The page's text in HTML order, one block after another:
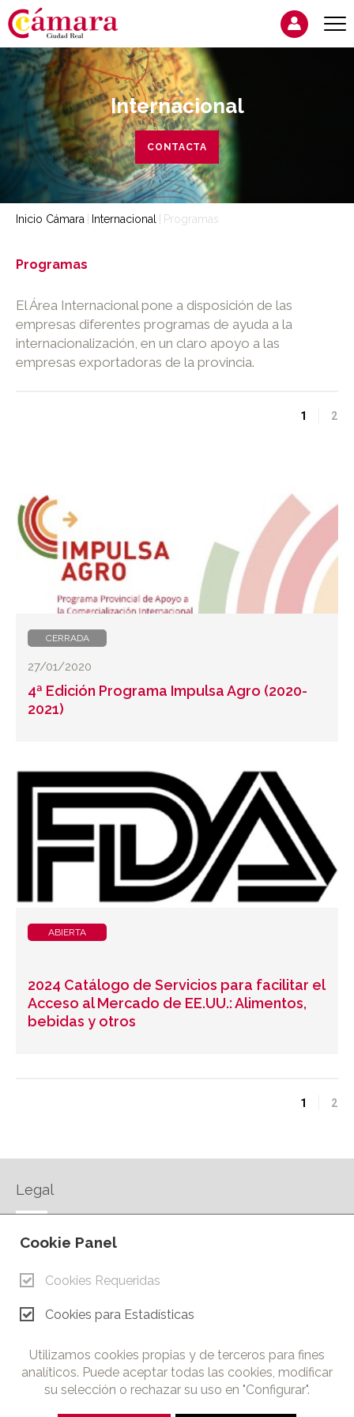
Internacional
CONTACTA
Inicio Cámara Internacional Programas
Programas
El Área Internacional pone a disposición de las
empresas diferentes programas de ayuda a la
internacionalización, en un claro apoyo a las
empresas exportadoras de la provincia.
1 2
CERRADA
27/01/2020
4ª Edición Programa Impulsa Agro (2020-
2021)
ABIERTA
2024 Catálogo de Servicios para facilitar el
Acceso al Mercado de EE.UU.: Alimentos,
bebidas y otros
1 2
Legal
AVISO LEGAL
CONTACTO
Cámara de Comercio e Industria de Ciudad Real. Todos los
derechos reservados. Prohibida la reproducción total o parcial
de los contenidos de esta web.
Cookie Panel
Cookies Requeridas
Cookies para Estadísticas
Utilizamos cookies propias y de terceros para fines
analíticos. Puede aceptar todas las cookies, modificar
su selección o rechazar su uso en "Configurar".